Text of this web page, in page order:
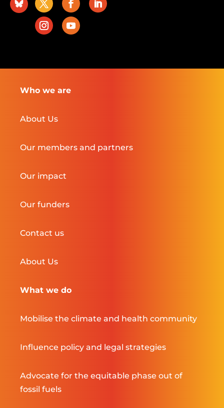
Who we are
About Us
Our members and partners
Our impact
Our funders
Contact us
About Us
What we do
Mobilise the climate and health community
Influence policy and legal strategies
Advocate for the equitable phase out of
fossil fuels